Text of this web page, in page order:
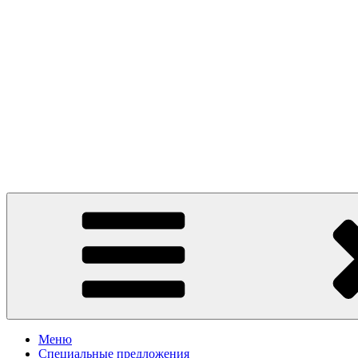
Presto Pizza Klin
маленькая Италия в Клину
Меню
Специальные предложения